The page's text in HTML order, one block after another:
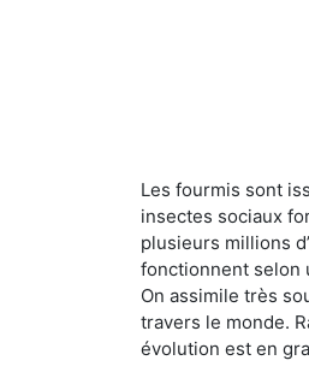
Les fourmis sont
insectes sociaux
plusieurs millions
fonctionnent selon
On assimile très
travers le monde.
évolution est en